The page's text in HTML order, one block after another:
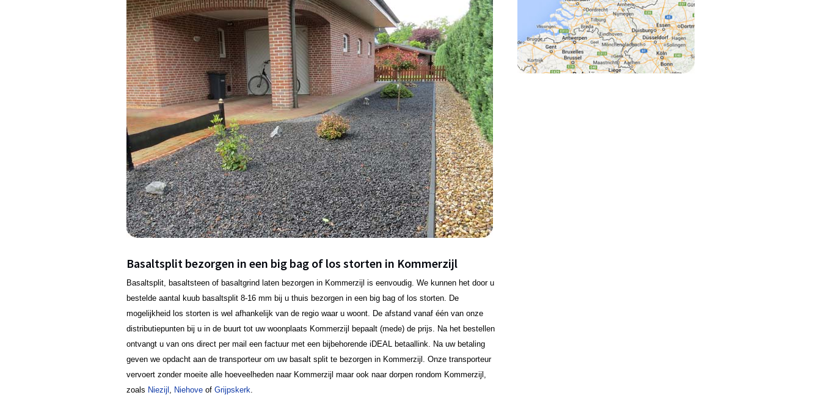
Basaltsplit bezorgen in een big bag of los storten in Kommerzijl
Basaltsplit, basaltsteen of basaltgrind laten bezorgen in Kommerzijl is eenvoudig. We kunnen het door u
bestelde aantal kuub basaltsplit 8-16 mm bij u thuis bezorgen in een big bag of los storten. De
mogelijkheid los storten is wel afhankelijk van de regio waar u woont. De afstand vanaf één van onze
distributiepunten bij u in de buurt tot uw woonplaats Kommerzijl bepaalt (mede) de prijs. Na het bestellen
ontvangt u van ons direct per mail een factuur met een bijbehorende iDEAL betaallink. Na uw betaling
geven we opdacht aan de transporteur om uw basalt split te bezorgen in Kommerzijl. Onze transporteur
vervoert zonder moeite alle hoeveelheden naar Kommerzijl maar ook naar dorpen rondom Kommerzijl,
zoals Niezijl , Niehove of Grijpskerk.